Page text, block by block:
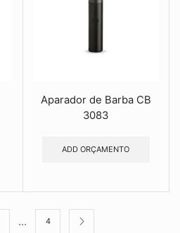
Aparador de Barba CB
3083
ADD ORÇAMENTO
… 4